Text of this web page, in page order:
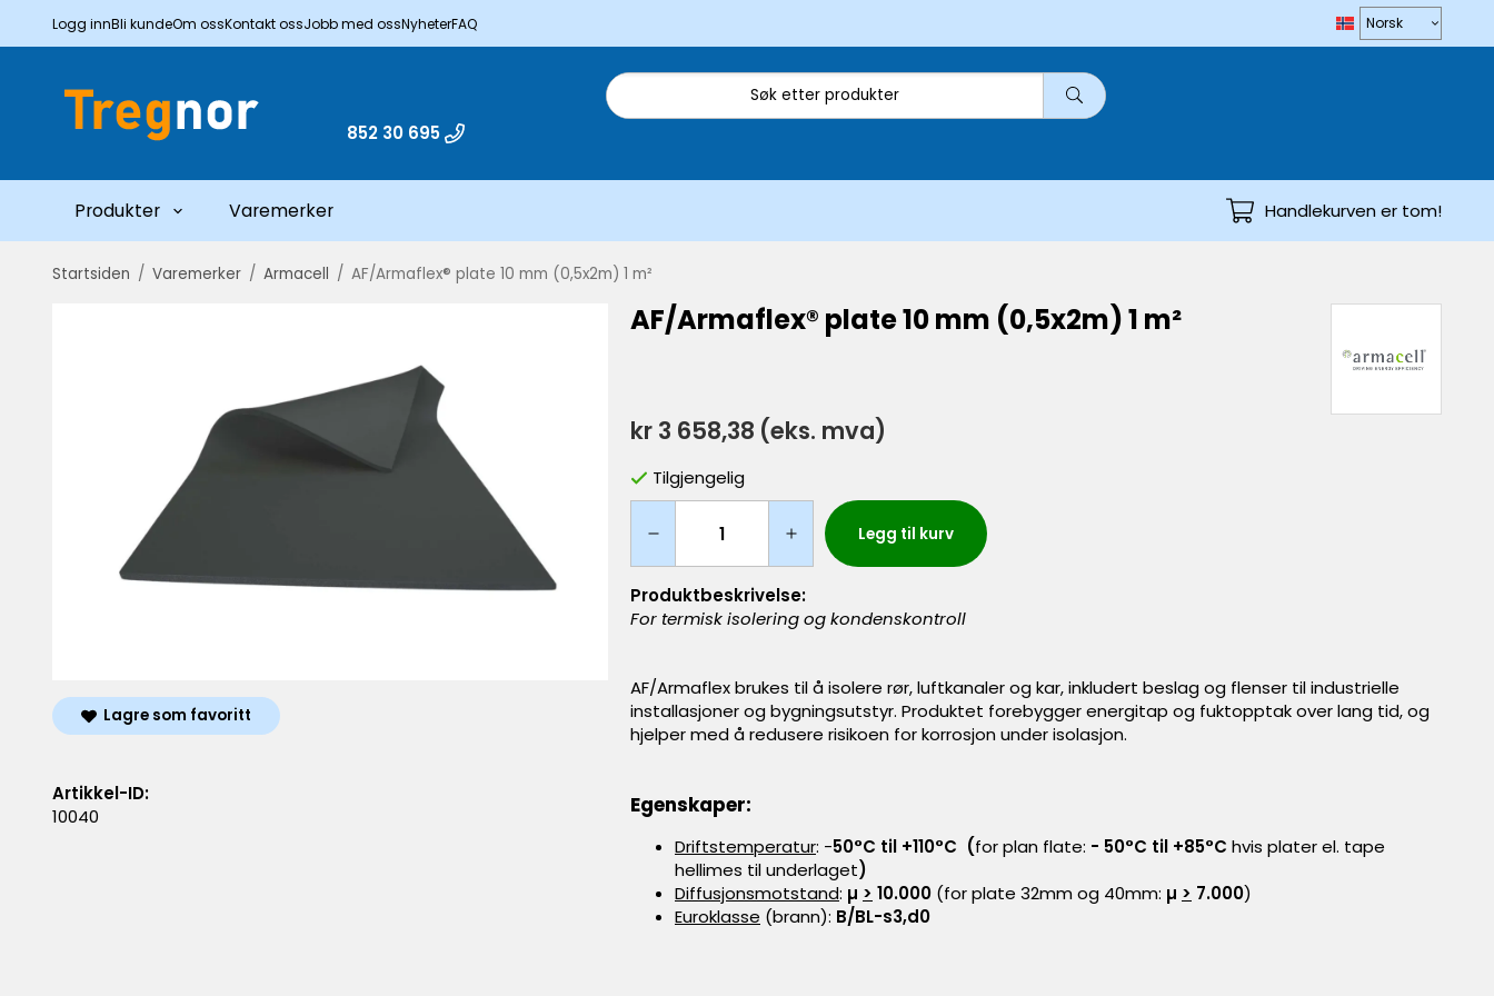
Logg innBli kundeOm ossKontakt ossJobb med ossNyheterFAQ
852 30 695
Produkter Varemerker Handlekurven er tom!
Startsiden / Varemerker / Armacell / AF/Armaflex® plate 10 mm (0,5x2m) 1 m²
AF/Armaflex® plate 10 mm (0,5x2m) 1 m²
kr 3 658,38 (eks. mva)
Tilgjengelig
Legg til kurv
Produktbeskrivelse:
For termisk isolering og kondenskontroll
AF/Armaflex brukes til å isolere rør, luftkanaler og kar, inkludert beslag og flenser til industrielle
installasjoner og bygningsutstyr. Produktet forebygger energitap og fuktopptak over lang tid, og
hjelper med å redusere risikoen for korrosjon under isolasjon.
Egenskaper:
Driftstemperatur: -50°C til +110°C (for plan flate: - 50°C til +85°C hvis plater el. tape
hellimes til underlaget)
Diffusjonsmotstand: µ > 10.000 (for plate 32mm og 40mm: µ > 7.000)
Euroklasse (brann): B/BL-s3,d0
Lagre som favoritt
Artikkel-ID:
10040